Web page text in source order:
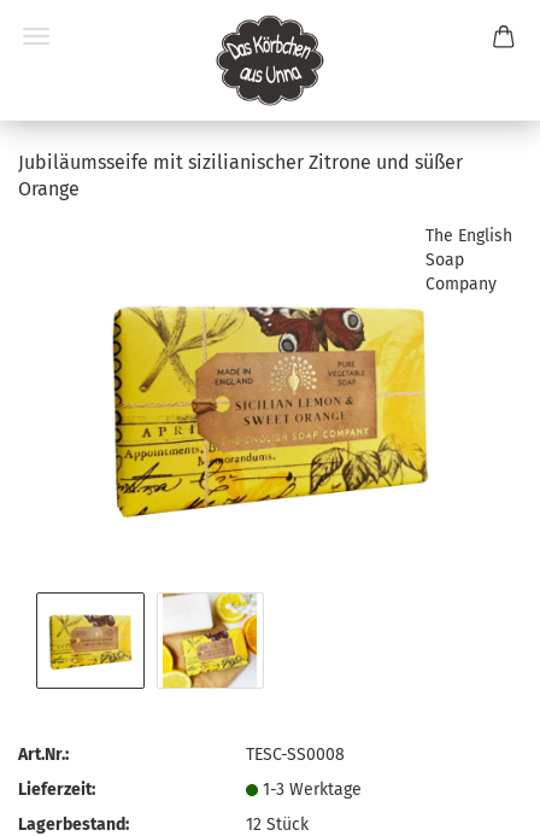
Jubiläumsseife mit sizilianischer Zitrone und süßer
Orange
The English
Soap
Company
Art.Nr.:
TESC-SS0008
Lieferzeit:
1-3 Werktage
Lagerbestand:
12Stück